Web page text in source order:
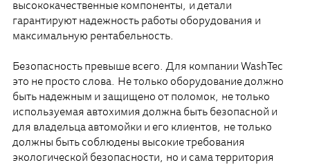
высококачественные компоненты, и детали
гарантируют надежность работы оборудования и
максимальную рентабельность.
Безопасность превыше всего. Для компании WashTec
это не просто слова. Не только оборудование должно
быть надежным и защищено от поломок, не только
используемая автохимия должна быть безопасной и
для владельца автомойки и его клиентов, не только
должны быть соблюдены высокие требования
экологической безопасности, но и сама территория